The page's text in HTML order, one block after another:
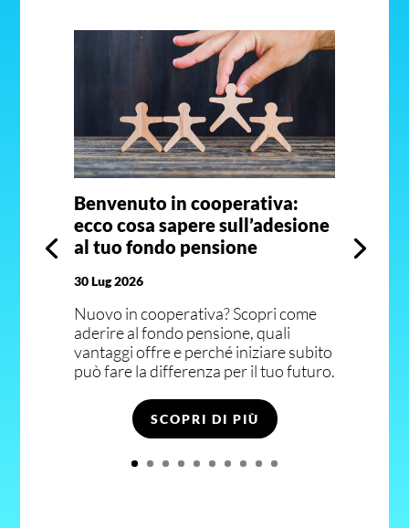
Benvenuto in cooperativa:
ecco cosa sapere sull’adesione
al tuo fondo pensione
30 Lug 2026
Nuovo in cooperativa? Scopri come
aderire al fondo pensione, quali
vantaggi offre e perché iniziare subito
può fare la differenza per il tuo futuro.
SCOPRI DI PIÙ